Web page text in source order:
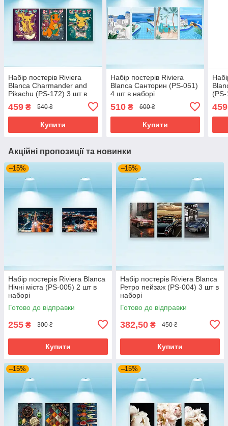
Набір постерів Riviera
Blanca Charmander and
Pikachu (PS-172) 3 шт в
459 ₴ 540 ₴
Купити
Набір постерів Riviera
Blanca Санторин (PS-051)
4 шт в наборі
510₴ 600 ₴
Купити
459
Акційні пропозиції та новинки
–15%
Набір постерів Riviera Blanca
Нічні міста (PS-005) 2 шт в
наборі
Готово до відправки
255 ₴ 300 ₴
Купити
–15%
Набір постерів Riviera Blanca
Ретро пейзаж (PS-004) 3 шт в
наборі
Готово до відправки
382,50 ₴ 450 ₴
Купити
–15% –15%